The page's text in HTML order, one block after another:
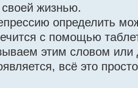
жизнью.
определить
с помощью
этим словом или
всё это